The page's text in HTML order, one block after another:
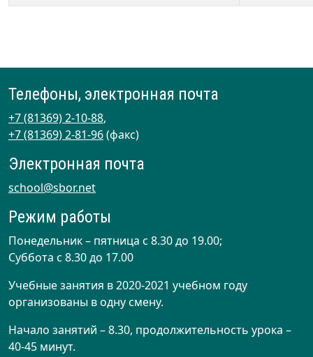
Телефоны, электронная почта
+7 (81369) 2-10-88,
+7 (81369) 2-81-96(факс)
Электронная почта
school@sbor.net
Режим работы
Понедельник – пятница с 8.30 до 19.00;
Суббота с 8.30 до 17.00
Учебные занятия в 2020-2021 учебном году
организованы в одну смену.
Начало занятий – 8.30, продолжительность урока –
40-45 минут.